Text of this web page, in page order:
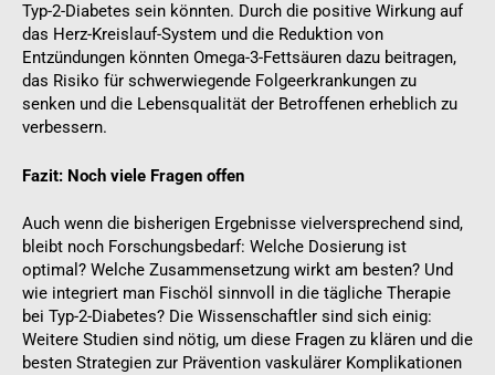
Typ-2-Diabetes sein könnten. Durch die positive Wirkung auf
das Herz-Kreislauf-System und die Reduktion von
Entzündungen könnten Omega-3-Fettsäuren dazu beitragen,
das Risiko für schwerwiegende Folgeerkrankungen zu
senken und die Lebensqualität der Betroffenen erheblich zu
verbessern.
Fazit: Noch viele Fragen offen
Auch wenn die bisherigen Ergebnisse vielversprechend sind,
bleibt noch Forschungsbedarf: Welche Dosierung ist
optimal? Welche Zusammensetzung wirkt am besten? Und
wie integriert man Fischöl sinnvoll in die tägliche Therapie
bei Typ-2-Diabetes? Die Wissenschaftler sind sich einig:
Weitere Studien sind nötig, um diese Fragen zu klären und die
besten Strategien zur Prävention vaskulärer Komplikationen